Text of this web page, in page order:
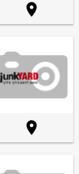

